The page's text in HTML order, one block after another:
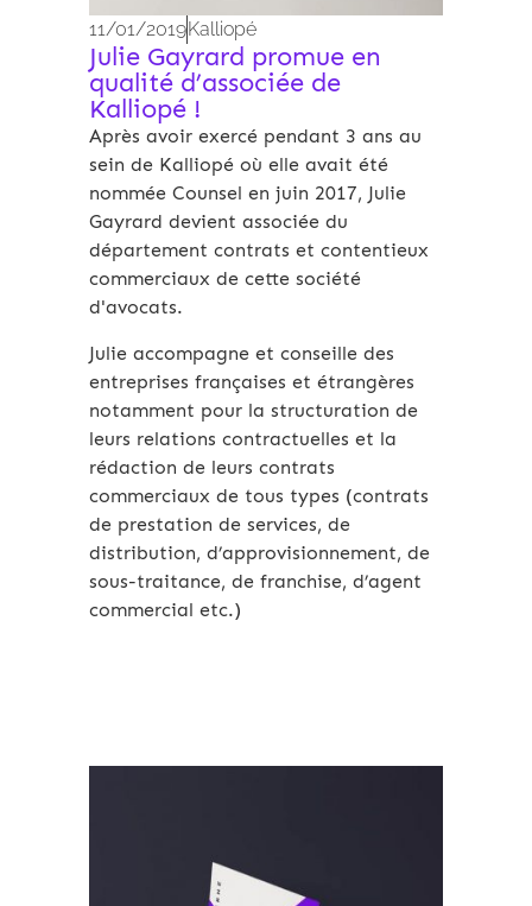
11/01/2019Kalliopé
Julie Gayrard promue en
qualité d’associée de
Kalliopé !
Après avoir exercé pendant 3 ans au
sein de Kalliopé où elle avait été
nommée Counsel en juin 2017, Julie
Gayrard devient associée du
département contrats et contentieux
commerciaux de cette société
d'avocats.
Julie accompagne et conseille des
entreprises françaises et étrangères
notamment pour la structuration de
leurs relations contractuelles et la
rédaction de leurs contrats
commerciaux de tous types (contrats
de prestation de services, de
distribution, d’approvisionnement, de
sous-traitance, de franchise, d’agent
commercial etc.)